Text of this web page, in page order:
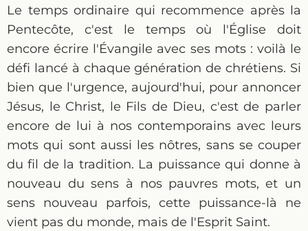
Le temps ordinaire qui recommence après la
Pentecôte, c'est le temps où l'Église doit
encore écrire l'Évangile avec ses mots : voilà le
défi lancé à chaque génération de chrétiens. Si
bien que l'urgence, aujourd'hui, pour annoncer
Jésus, le Christ, le Fils de Dieu, c'est de parler
encore de lui à nos contemporains avec leurs
mots qui sont aussi les nôtres, sans se couper
du fil de la tradition. La puissance qui donne à
nouveau du sens à nos pauvres mots, et un
sens nouveau parfois, cette puissance-là ne
vient pas du monde, mais de l'Esprit Saint.